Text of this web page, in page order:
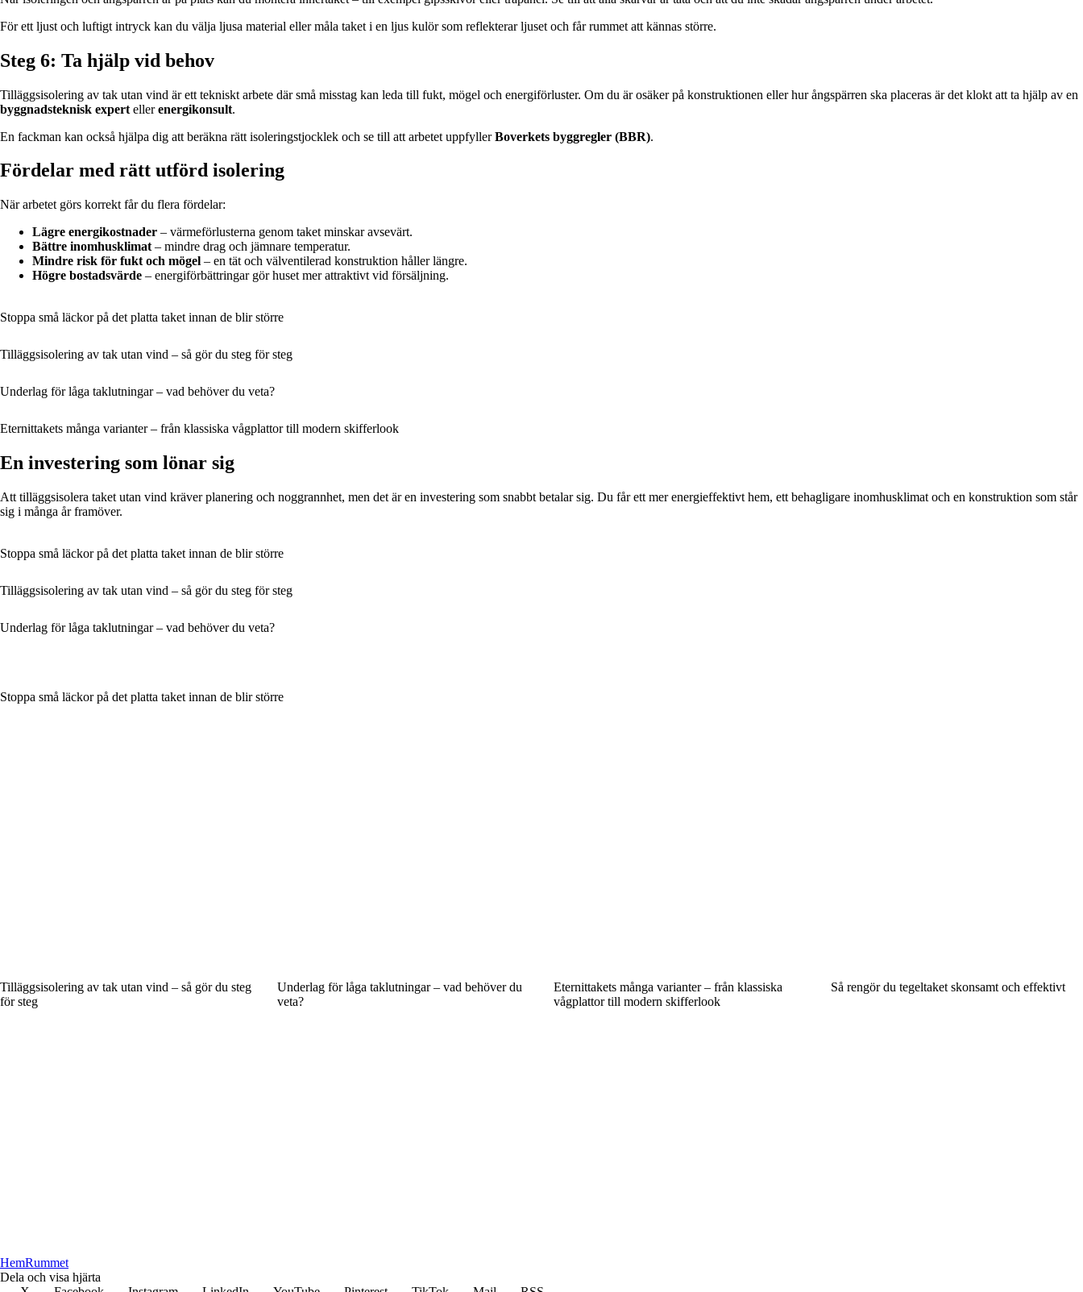
För ett ljust och luftigt intryck kan du välja ljusa material eller måla taket i en ljus kulör som reflekterar ljuset och får rummet att kännas större.
Steg 6: Ta hjälp vid behov
Tilläggsisolering av tak utan vind är ett tekniskt arbete där små misstag kan leda till fukt, mögel och energiförluster. Om du är osäker på konstruktionen eller hur ångspärren ska placeras är det klokt att ta hjälp av en
byggnadsteknisk expert ellerenergikonsult.
En fackman kan också hjälpa dig att beräkna rätt isoleringstjocklek och se till att arbetet uppfyllerBoverkets byggregler (BBR).
Fördelar med rätt utförd isolering
När arbetet görs korrekt får du flera fördelar:
Lägre energikostnader – värmeförlusterna genom taket minskar avsevärt.
Bättre inomhusklimat – mindre drag och jämnare temperatur.
Mindre risk för fukt och mögel – en tät och välventilerad konstruktion håller längre.
Högre bostadsvärde – energiförbättringar gör huset mer attraktivt vid försäljning.
Stoppa små läckor på det platta taket innan de blir större
Tilläggsisolering av tak utan vind – så gör du steg för steg
Underlag för låga taklutningar – vad behöver du veta?
Eternittakets många varianter – från klassiska vågplattor till modern skifferlook
En investering som lönar sig
Att tilläggsisolera taket utan vind kräver planering och noggrannhet, men det är en investering som snabbt betalar sig. Du får ett mer energieffektivt hem, ett behagligare inomhusklimat och en konstruktion som står
sig i många år framöver.
Stoppa små läckor på det platta taket innan de blir större
Tilläggsisolering av tak utan vind – så gör du steg för steg
Underlag för låga taklutningar – vad behöver du veta?
Stoppa små läckor på det platta taket innan de blir större
Tilläggsisolering av tak utan vind – så gör du steg
för steg
Underlag för låga taklutningar – vad behöver du
veta?
Eternittakets många varianter – från klassiska
vågplattor till modern skifferlook
Så rengör du tegeltaket skonsamt och effektivt
HemRummet
Dela och visa hjärta